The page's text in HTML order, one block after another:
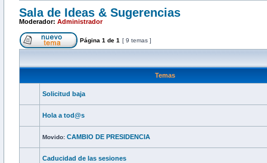
Sala de Ideas & Sugerencias
Moderador: Administrador
Página 1 de 1 [ 9 temas ]
Temas
Solicitud baja
Hola a tod@s
Movido: CAMBIO DE PRESIDENCIA
Caducidad de las sesiones